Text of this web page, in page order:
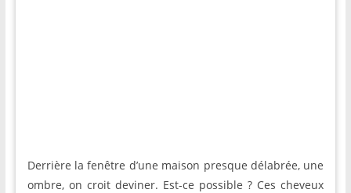
Derrière la fenêtre d’une maison presque délabrée, une
ombre, on croit deviner. Est-ce possible ? Ces cheveux